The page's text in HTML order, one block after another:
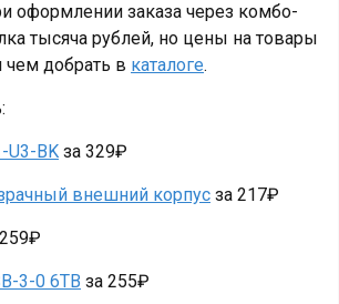
оформлении заказа через комбо-
тысяча рублей, но цены на товары
чем добрать в каталоге.
U3-BK за 329₽
внешний корпус за 217₽
3-0 6TB за 255₽